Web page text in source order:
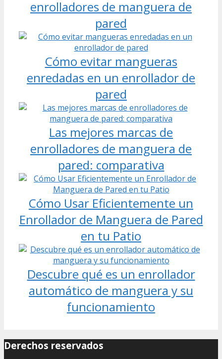
enrolladores de manguera de
pared
Cómo evitar mangueras
enredadas en un enrollador de
pared
Las mejores marcas de
enrolladores de manguera de
pared: comparativa
Cómo Usar Eficientemente un
Enrollador de Manguera de Pared
en tu Patio
Descubre qué es un enrollador
automático de manguera y su
funcionamiento
Derechos reservados